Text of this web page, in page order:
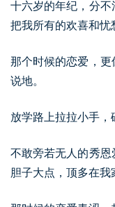
十六岁的年纪，分
把我所有的欢喜和忧
那个时候的恋爱，
说地。
放学路上拉拉小手，
不敢旁若无人的秀
胆子大点，顶多在我